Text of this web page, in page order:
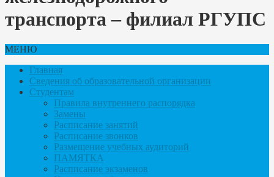
транспорта – филиал РГУПС
МЕНЮ
Главная
Сведения об образовательной организации
Студентам
Правила внутреннего распорядка
Замены
Расписание занятий
Расписание звонков
Размещение учебных аудиторий
ПАМЯТКА
Расписание экзаменов